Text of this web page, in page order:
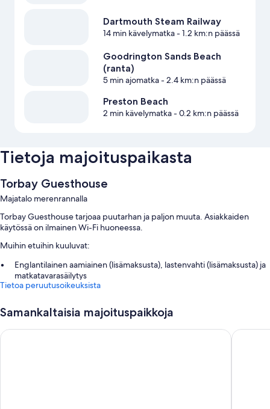
Dartmouth Steam Railway
14 min kävelymatka- 1.2 km:n päässä
Goodrington Sands Beach
(ranta)
5 min ajomatka- 2.4 km:n päässä
Preston Beach
2 min kävelymatka- 0.2 km:n päässä
Tietoja majoituspaikasta
Torbay Guesthouse
Majatalo merenrannalla
Torbay Guesthouse tarjoaa puutarhan ja paljon muuta. Asiakkaiden
käytössä on ilmainen Wi-Fi huoneessa.
Muihin etuihin kuuluvat:
Englantilainen aamiainen (lisämaksusta), lastenvahti (lisämaksusta) ja
matkatavarasäilytys
Lemmikkivahtipalvelut, luonnonpuisto ja savuttomat tilat
Ulkokalusteet
Huoneiden varustelu
Tietoa peruutusoikeuksista
Samankaltaisia majoituspaikkoja
The P&M Paignton RESIDENCE The